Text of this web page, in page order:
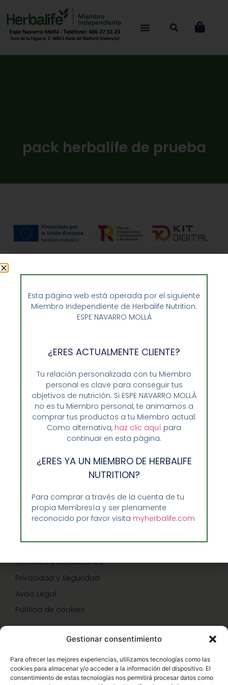
Gestionar consentimiento
Para ofrecer las mejores experiencias, utilizamos tecnologías como las
cookies para almacenar y/o acceder a la información del dispositivo. El
consentimiento de estas tecnologías nos permitirá procesar datos como
pack herbalife de prueba
Opiniones de Clientes
Ventajas de Comprar en Enformaherbal.com
GUIA RAPIDA Y AYUDA
Precios-Envíos-Formas de Pago
Teléfono/whatsapp: 686 27 55 23
Contáctenos
CONDICIONES
Términos y Condiciones
Privacidad y Seguridad
Aviso Legal
Política de cookies
Hazte Miembro Herbalife
Esta página web está operada por el siguiente
Miembro Independiente de Herbalife Nutrition:
ESPE NAVARRO MOLLÀ
¿ERES ACTUALMENTE CLIENTE?
Tu relación personalizada con tu Miembro
personal es clave para conseguir tus
objetivos de nutrición. Si ESPE NAVARRO MOLLÀ
no es tu Miembro personal, te animamos a
comprar tus productos a tu Miembro actual.
Como alternativa, haz clic aquí para
continuar en esta página.
¿ERES YA UN MIEMBRO DE HERBALIFE
NUTRITION?
Para comprar a través de la cuenta de tu
propia Membresía y ser plenamente
reconocido por favor visita myherbalife.com